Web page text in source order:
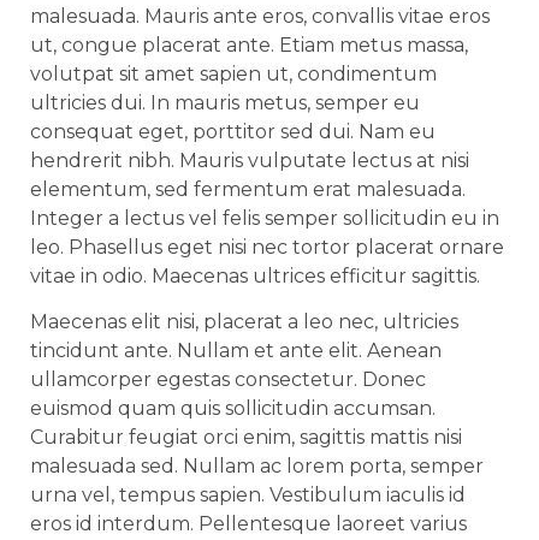
malesuada. Mauris ante eros, convallis vitae eros
ut, congue placerat ante. Etiam metus massa,
volutpat sit amet sapien ut, condimentum
ultricies dui. In mauris metus, semper eu
consequat eget, porttitor sed dui. Nam eu
hendrerit nibh. Mauris vulputate lectus at nisi
elementum, sed fermentum erat malesuada.
Integer a lectus vel felis semper sollicitudin eu in
leo. Phasellus eget nisi nec tortor placerat ornare
vitae in odio. Maecenas ultrices efficitur sagittis.
Maecenas elit nisi, placerat a leo nec, ultricies
tincidunt ante. Nullam et ante elit. Aenean
ullamcorper egestas consectetur. Donec
euismod quam quis sollicitudin accumsan.
Curabitur feugiat orci enim, sagittis mattis nisi
malesuada sed. Nullam ac lorem porta, semper
urna vel, tempus sapien. Vestibulum iaculis id
eros id interdum. Pellentesque laoreet varius